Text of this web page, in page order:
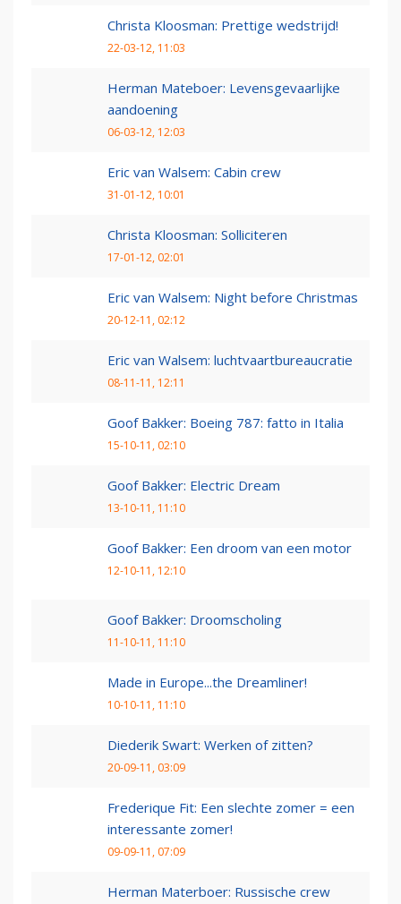
Christa Kloosman: Prettige wedstrijd!
22-03-12, 11:03
Herman Mateboer: Levensgevaarlijke
aandoening
06-03-12, 12:03
Eric van Walsem: Cabin crew
31-01-12, 10:01
Christa Kloosman: Solliciteren
17-01-12, 02:01
Eric van Walsem: Night before Christmas
20-12-11, 02:12
Eric van Walsem: luchtvaartbureaucratie
08-11-11, 12:11
Goof Bakker: Boeing 787: fatto in Italia
15-10-11, 02:10
Goof Bakker: Electric Dream
13-10-11, 11:10
Goof Bakker: Een droom van een motor
12-10-11, 12:10
Goof Bakker: Droomscholing
11-10-11, 11:10
Made in Europe...the Dreamliner!
10-10-11, 11:10
Diederik Swart: Werken of zitten?
20-09-11, 03:09
Frederique Fit: Een slechte zomer = een
interessante zomer!
09-09-11, 07:09
Herman Materboer: Russische crew